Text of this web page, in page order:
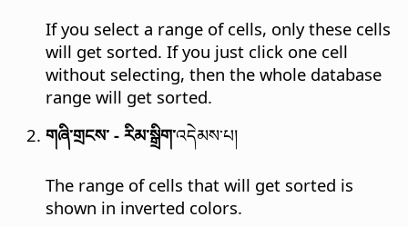
If you select a range of cells, only these cells
will get sorted. If you just click one cell
without selecting, then the whole database
range will get sorted.
གཞི་གྲངས་ - རིམ་སྒྲིག་འདེམས་པ།
The range of cells that will get sorted is
shown in inverted colors.